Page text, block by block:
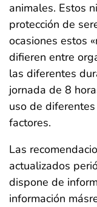
animales. Estos
protección de
ocasiones estos
difieren entre
las diferentes
jornada de 8
uso de
factores.
Las
actualizados
dispone de
información